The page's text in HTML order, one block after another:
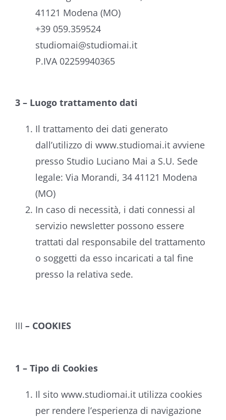
41121 Modena (MO)
+39 059.359524
studiomai@studiomai.it
P.IVA 02259940365
3 – Luogo trattamento dati
Il trattamento dei dati generato
dall’utilizzo di www.studiomai.it avviene
presso Studio Luciano Mai a S.U. Sede
legale: Via Morandi, 34 41121 Modena
(MO)
In caso di necessità, i dati connessi al
servizio newsletter possono essere
trattati dal responsabile del trattamento
o soggetti da esso incaricati a tal fine
presso la relativa sede.
III – COOKIES
1 – Tipo di Cookies
Il sito www.studiomai.it utilizza cookies
per rendere l’esperienza di navigazione